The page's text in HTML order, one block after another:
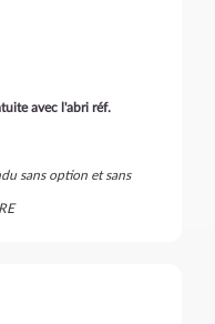
avec l'abri réf.
sans option et sans